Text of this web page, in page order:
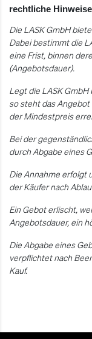
rechtliche
Die LASK GmbH
Dabei bestimmt die
eine Frist, binnen
(Angebotsdauer).
Legt die LASK
so steht das
der Mindestpreis
Bei der
durch Abgabe eines
Die Annahme erfolgt
der Käufer nach
Ein Gebot erlischt,
Angebotsdauer, ein
Die Abgabe eines
verpflichtet nach
Kauf.